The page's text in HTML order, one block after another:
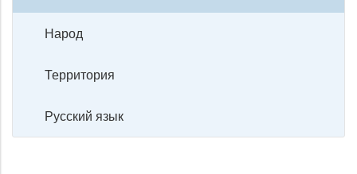
Народ
Территория
Русский язык